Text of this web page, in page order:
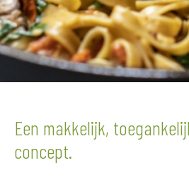
Een makkelijk,
concept.